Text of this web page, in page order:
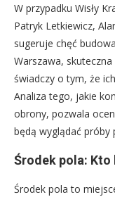
W przypadku Wisły
Patryk Letkiewicz,
sugeruje chęć
Warszawa,
świadczy o tym, że
Analiza tego, jakie
obrony, pozwala
będą wyglądać próby
Środek pola: Kto
Środek pola to